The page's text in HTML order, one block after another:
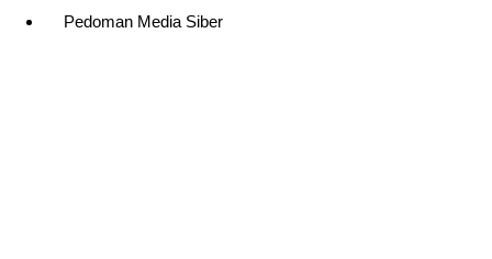
Pedoman Media Siber